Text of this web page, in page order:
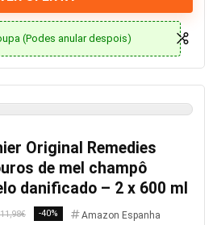
(Podes anular despois)
Original Remedies
de mel champô
danificado – 2 x 600 ml
11,98€ -40% Amazon Espanha